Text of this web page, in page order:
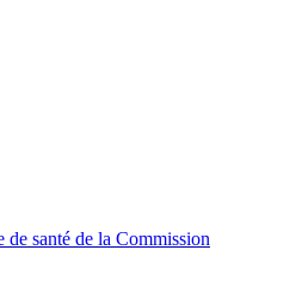
de santé de la Commission